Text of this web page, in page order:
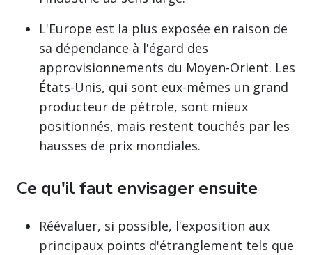
L'Europe est la plus exposée en raison de
sa dépendance à l'égard des
approvisionnements du Moyen-Orient. Les
États-Unis, qui sont eux-mêmes un grand
producteur de pétrole, sont mieux
positionnés, mais restent touchés par les
hausses de prix mondiales.
Ce qu'il faut envisager ensuite
Réévaluer, si possible, l'exposition aux
principaux points d'étranglement tels que